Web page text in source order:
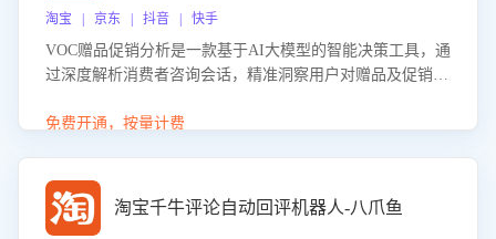
淘宝 | 京东 | 抖音 | 快手
VOC赠品促销分析是一款基于AI大模型的智能决策工具，通
过深度解析消费者咨询会话，精准洞察用户对赠品及促销政
销诉求，帮助企业制定个性化赠品组合策略，优化资源投放
免费开通，按量计费
淘宝千牛评论自动回评机器人-八爪鱼